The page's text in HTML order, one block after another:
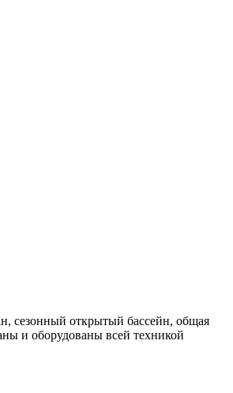
сезонный открытый бассейн, общая
и оборудованы всей техникой